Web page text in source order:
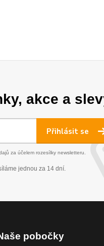
akce a
Přihlásit se
za účelem rozesílky newsletteru.
jednou za 14 dní.
pobočky